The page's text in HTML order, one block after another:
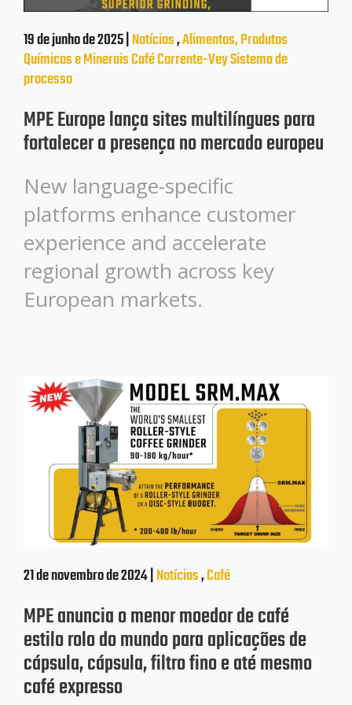
19 de junho de 2025 |Notícias,Alimentos, Produtos
Químicos e MineraisCaféCorrente-VeySistema de
processo
MPE Europe lança sites multilíngues para
fortalecer a presença no mercado europeu
New language-specific
platforms enhance customer
experience and accelerate
regional growth across key
European markets.
21 de novembro de 2024 |Notícias,Café
MPE anuncia o menor moedor de café
estilo rolo do mundo para aplicações de
cápsula, cápsula, filtro fino e até mesmo
café expresso